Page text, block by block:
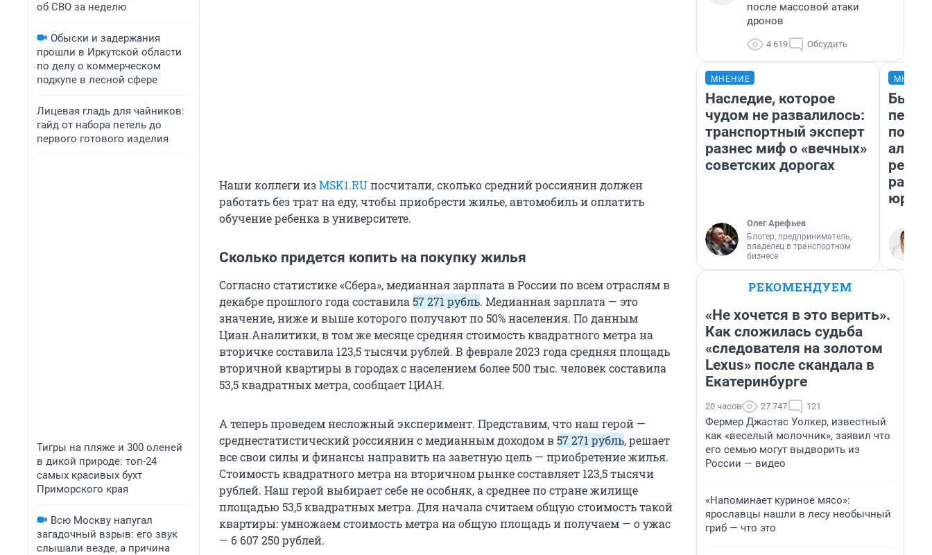
об СВО за неделю
Обыски и задержания
прошли в Иркутской области
по делу о коммерческом
подкупе в лесной сфере
Лицевая гладь для чайников:
гайд от набора петель до
первого готового изделия
Тигры на пляже и 300 оленей
в дикой природе: топ-24
самых красивых бухт
Приморского края
Всю Москву напугал
загадочный взрыв: его звук
слышали везде, а причина
Наши коллеги изMSK1.RUпосчитали, сколько средний россиянин должен
работать без трат на еду, чтобы приобрести жилье, автомобиль и оплатить
обучение ребенка в университете.
Сколько придется копить на покупку жилья
Согласно статистике «Сбера», медианная зарплата в России по всем отраслям в
декабре прошлого года составила 57 271 рубль. Медианная зарплата — это
значение, ниже и выше которого получают по 50% населения. По данным
Циан.Аналитики, в том же месяце средняя стоимость квадратного метра на
вторичке составила 123,5 тысячи рублей. В феврале 2023 года средняя площадь
вторичной квартиры в городах с населением более 500 тыс. человек составила
53,5 квадратных метра, сообщает ЦИАН.
А теперь проведем несложный эксперимент. Представим, что наш герой —
среднестатистический россиянин с медианным доходом в57 271 рубль, решает
все свои силы и финансы направить на заветную цель — приобретение жилья.
Стоимость квадратного метра на вторичном рынке составляет 123,5 тысячи
рублей. Наш герой выбирает себе не особняк, а среднее по стране жилище
площадью 53,5 квадратных метра. Для начала считаем общую стоимость такой
квартиры: умножаем стоимость метра на общую площадь и получаем — о ужас
— 6 607 250 рублей.
после массовой атаки
дронов
4 619 Обсудить
МНЕНИЕ
Наследие, которое
чудом не развалилось:
транспортный эксперт
разнес миф о «вечных»
советских дорогах
Олег Арефьев
Блогер, предприниматель,
владелец в транспортном
бизнесе
Был
РЕКОМЕНДУЕМ
«Не хочется в это верить».
Как сложилась судьба
«следователя на золотом
Lexus» после скандала в
Екатеринбурге
20 часов 27 747 121
Фермер Джастас Уолкер, известный
как «веселый молочник», заявил что
его семью могут выдворить из
России — видео
«Напоминает куриное мясо»:
ярославцы нашли в лесу необычный
гриб — что это